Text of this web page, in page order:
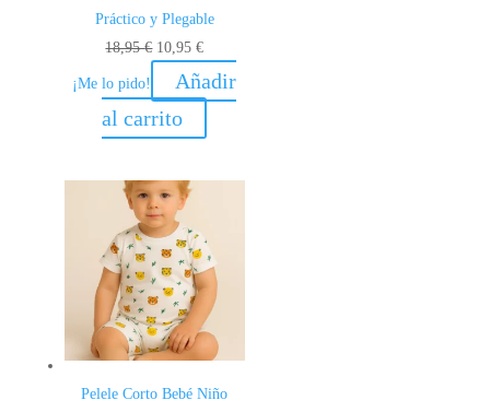
Práctico y Plegable
18,95€ El
precio
original
10,95€El
precio
actual
¡Me lo pido!
Añadir
al carrito
Pelele Corto Bebé Niño